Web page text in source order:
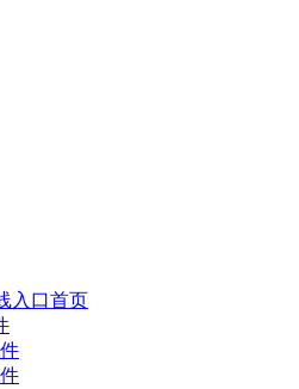
入口首页